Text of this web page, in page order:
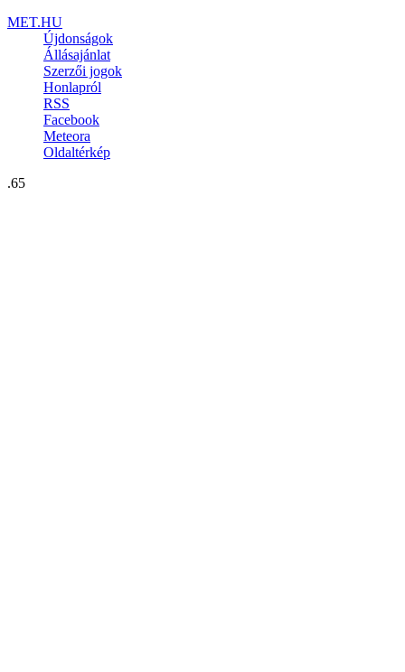
MET.HU
Újdonságok
Állásajánlat
Szerzői jogok
Honlapról
RSS
Facebook
Meteora
Oldaltérkép
.65